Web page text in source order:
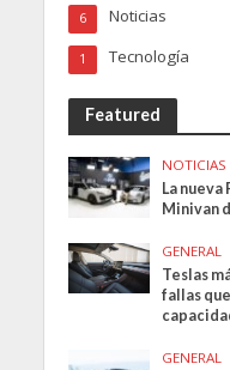
Noticias
6
Tecnología
1
Featured
NOTICIAS
La nueva
Minivan
GENERAL
Teslas
fallas
GENERAL